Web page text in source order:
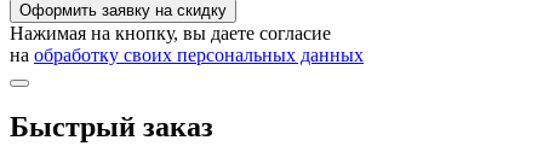
Оформить заявку на скидку
Нажимая на кнопку, вы даете согласие
на обработку своих персональных данных
Быстрый заказ